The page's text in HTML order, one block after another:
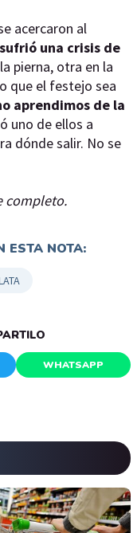
acercaron al
una crisis de
pierna, otra en la
que el festejo sea
aprendimos de la
uno de ellos a
dónde salir. No se
completo.
ESTA NOTA:
WHATSAPP